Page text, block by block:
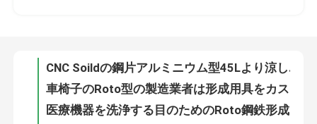
品質管理
家畜の流しの農業のための回転形成型
ローテーション型模具 畜産用 牛ペンの材料 紙型模具 生産